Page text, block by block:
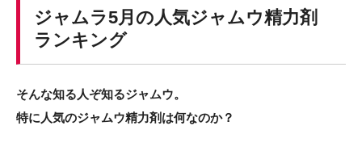
ジャムラ5月の人気ジャムウ精力剤
ランキング
そんな知る人ぞ知るジャムウ。
特に人気のジャムウ精力剤は何なのか？